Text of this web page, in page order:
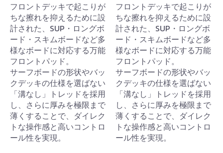
フロントデッキで起こりが
ちな擦れを抑えるために設
計された、SUP・ロングボ
ード・スキムボードなど多
様なボードに対応する万能
フロントパッド。
サーフボードの形状やバッ
クデッキの仕様を選ばない
「溝なし」トレッドを採用
し、さらに厚みを極限まで
薄くすることで、ダイレク
トな操作感と高いコントロ
ール性を実現。
フロントデッキで起こりが
ちな擦れを抑えるために設
計された、SUP・ロングボ
ード・スキムボードなど多
様なボードに対応する万能
フロントパッド。
サーフボードの形状やバッ
クデッキの仕様を選ばない
「溝なし」トレッドを採用
し、さらに厚みを極限まで
薄くすることで、ダイレク
トな操作感と高いコントロ
ール性を実現。